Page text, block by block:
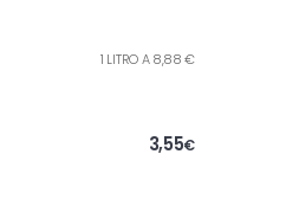
1 LITRO A 8,88 €
3,55€